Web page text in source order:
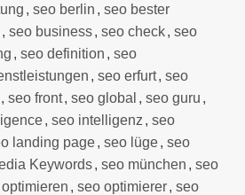
, seo berlin , seo bester
, seo business, seo check, seo
, seo definition , seo
, seo erfurt, seo
, seo front, seo global , seo guru ,
, seo intelligenz , seo
landing page, seo lüge, seo
Keywords, seo münchen , seo
, seo optimierer, seo